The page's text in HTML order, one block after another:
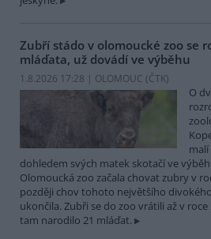
Zubří stádo v olomoucké zoo se
mláďata, už dovádí ve výběhu
1.8.2026 17:28 | OLOMOUC (ČTK)
O
dohledem svých matek skotačí ve
Olomoucká zoo začala chovat zubry v
později chov tohoto největšího
ukončila. Zubři se do zoo vrátili až v
tam narodilo 21 mláďat.